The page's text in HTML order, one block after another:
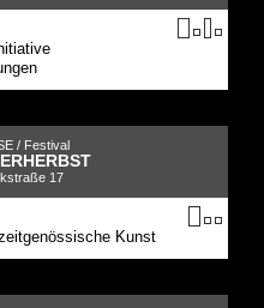
/ Festival
17
Kunst